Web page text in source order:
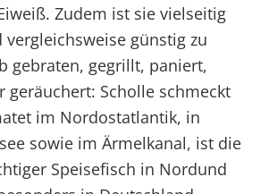
Zudem ist sie vielseitig
vergleichsweise günstig zu
gebraten, gegrillt, paniert,
geräuchert: Scholle schmeckt
im Nordostatlantik, in
sowie im Ärmelkanal, ist die
Speisefisch in Nordund